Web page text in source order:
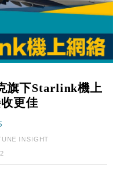
元 支援Anthropic租用
稅範圍 14類產品或加徵
員制度 增鉑金卡級別鎖
個月 珠寶鐘錶銷售升勢
元回購 派息比率目標維持
斥4億美元押注未上市公
旗下Starlink機上
更佳
INSIGHT